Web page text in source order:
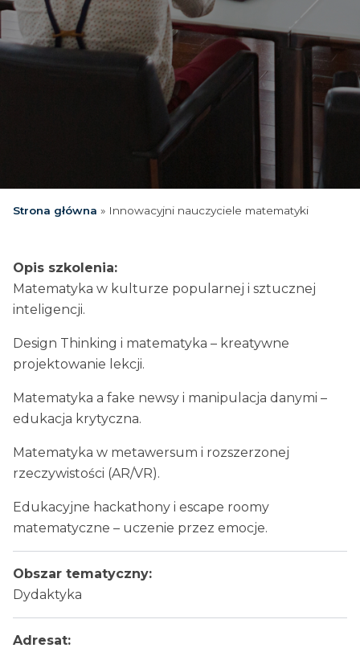
Strona główna » Innowacyjni nauczyciele matematyki
Opis szkolenia:
Matematyka w kulturze popularnej i sztucznej
inteligencji.
Design Thinking i matematyka – kreatywne
projektowanie lekcji.
Matematyka a fake newsy i manipulacja danymi –
edukacja krytyczna.
Matematyka w metawersum i rozszerzonej
rzeczywistości (AR/VR).
Edukacyjne hackathony i escape roomy
matematyczne – uczenie przez emocje.
Obszar tematyczny:
Dydaktyka
Adresat: